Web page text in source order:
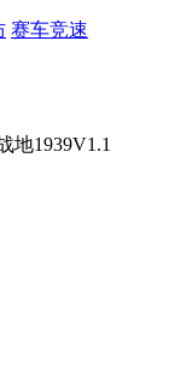
赛车竞速
地1939V1.1